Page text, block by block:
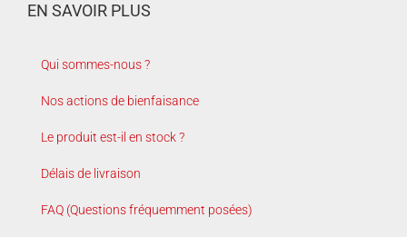
EN SAVOIR PLUS
Qui sommes-nous ?
Nos actions de bienfaisance
Le produit est-il en stock ?
Délais de livraison
FAQ (Questions fréquemment posées)